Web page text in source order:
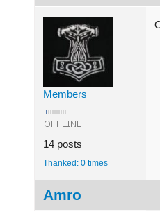
Members
14 posts
Thanked: 0 times
Amro